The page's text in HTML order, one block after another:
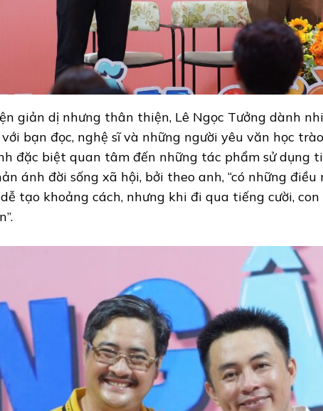
giản dị nhưng thân thiện, Lê Ngọc Tưởng dành
bạn đọc, nghệ sĩ và những người yêu văn học
đặc biệt quan tâm đến những tác phẩm sử dụng
ánh đời sống xã hội, bởi theo anh, “có những
tạo khoảng cách, nhưng khi đi qua tiếng cười,